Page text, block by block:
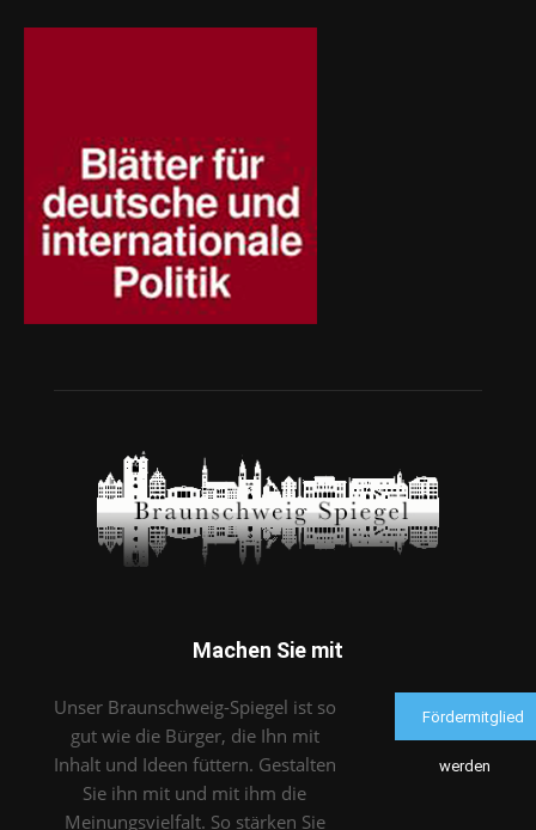
Machen Sie mit
Unser Braunschweig-Spiegel ist so
gut wie die Bürger, die Ihn mit
Inhalt und Ideen füttern. Gestalten
Sie ihn mit und mit ihm die
Meinungsvielfalt. So stärken Sie
Fördermitglied
werden